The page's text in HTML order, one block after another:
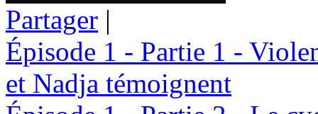
Partager |
Épisode 1 - Partie 1 -
et Nadja témoignent